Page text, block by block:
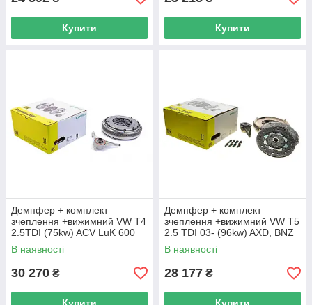
Купити Купити
Демпфер + комплект
зчеплення +вижимний VW T4
2.5TDI (75kw) ACV LuK 600
0002 00 UA62
В наявності
30 270 ₴
Демпфер + комплект
зчеплення +вижимний VW T5
2.5 TDI 03- (96kw) AXD, BNZ
LuK 600 0125 00 UA62
В наявності
28 177 ₴